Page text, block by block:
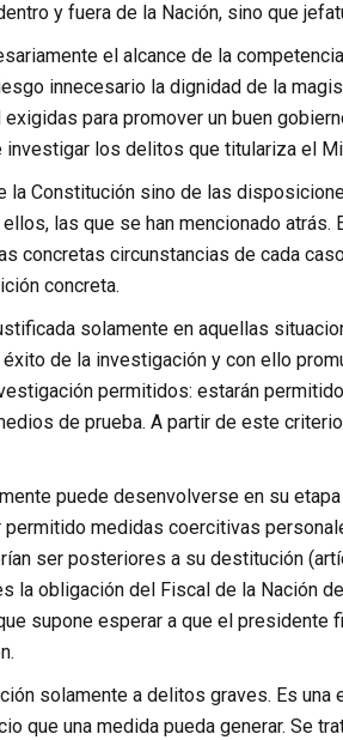
y fuera de la Nación, sino que
el alcance de la
innecesario la dignidad de la
para promover un buen
los delitos que titulariza el
la Constitución sino de las
las que se han mencionado
concretas circunstancias de cada
concreta.
solamente en aquellas
de la investigación y con ello
permitidos: estarán
de prueba. A partir de este
puede desenvolverse en su
medidas coercitivas
ser posteriores a su destitución
la obligación del Fiscal de la Nación
supone esperar a que el presidente
solamente a delitos graves. Es una
que una medida pueda generar. Se